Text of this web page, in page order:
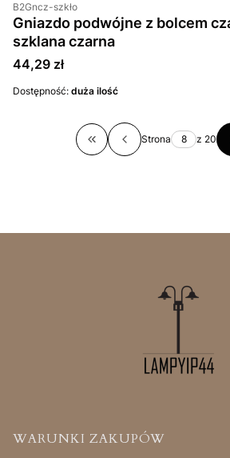
B2Gncz-szkło
Gniazdo podwójne z bolcem czarne i
szklana czarna
Cena
44,29 zł
Dostępność: duża ilość
Wróć do pierwszej strony
Strona z 20
Linki w stopce
WARUNKI ZAKUPÓW